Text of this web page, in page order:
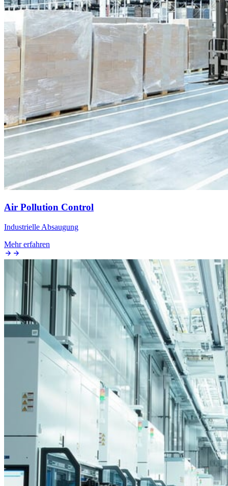
Air Pollution Control
Industrielle Absaugung
Mehr erfahren